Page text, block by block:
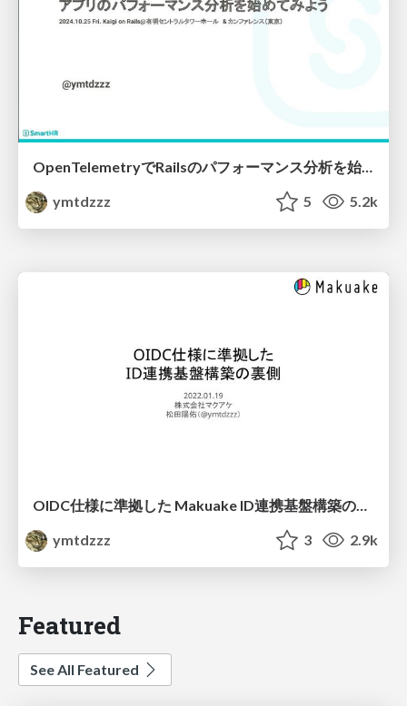
OpenTelemetryでRailsのパフォーマンス分析を始めてみよう（KoR2024）
ymtdzzz
5 5.2k
OIDC仕様に準拠した Makuake ID連携基盤構築の裏側
ymtdzzz
3 2.9k
Featured
See All Featured